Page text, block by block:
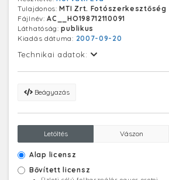
Tulajdonos:MTI Zrt. Fotószerkesztőség
Fájlnév:AC__HO198712110091
Láthatóság:publikus
Kiadás dátuma: 2007-09-20
Technikai adatok:
Beágyazás
Letöltés Vászon
Alap licensz
Bővített licensz